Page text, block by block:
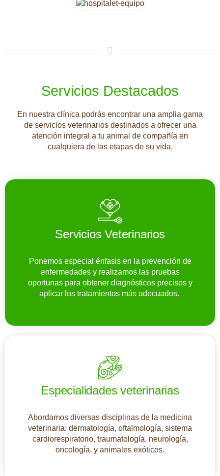
Servicios Destacados
En nuestra clínica podrás encontrar una amplia gama
de servicios veterinarios destinados a ofrecer una
atención integral a tu animal de compañía en
cualquiera de las etapas de su vida.
Servicios Veterinarios
Ponemos especial énfasis en la prevención de
enfermedades y realizamos las pruebas
oportunas para obtener diagnósticos precisos y
aplicar los tratamientos más adecuados.
Especialidades veterinarias
Abordamos diversas disciplinas de la medicina
veterinaria: dermatología, oftalmología, sistema
cardiorespiratorio, traumatología, neurología,
oncología, y animales exóticos.